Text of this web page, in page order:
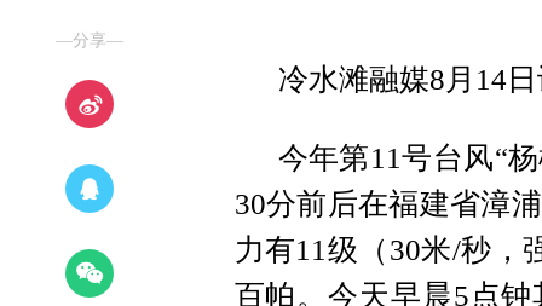
—分享—
冷水滩融媒8月14
今年第11号台风“
30分前后在福建省漳
力有11级（30米/秒，
百帕。今天早晨5点